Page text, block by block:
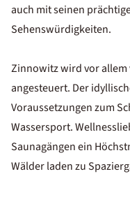
auch mit seinen
Sehenswürdigkeiten.
Zinnowitz wird vor allem
angesteuert. Der
Voraussetzungen zum
Wassersport.
Saunagängen ein
Wälder laden zu